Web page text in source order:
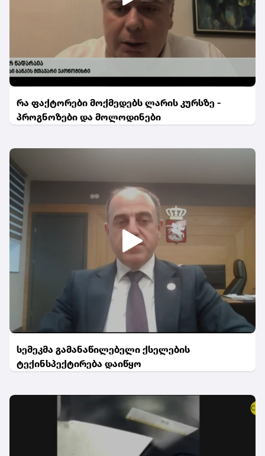
რა ფაქტორები მოქმედებს ლარის კურსზე -
პროგნოზები და მოლოდინები
სემეკმა გამანაწილებელი ქსელების
ტექინსპექტირება დაიწყო